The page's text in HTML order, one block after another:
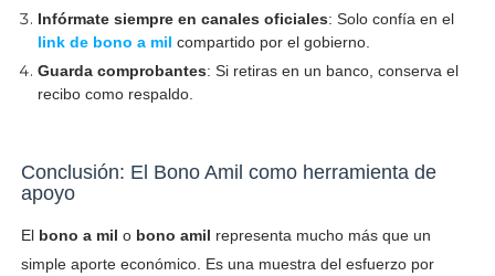
Infórmate siempre en canales oficiales: Solo confía en el
link de bono a mil compartido por el gobierno.
Guarda comprobantes: Si retiras en un banco, conserva el
recibo como respaldo.
Conclusión: El Bono Amil como herramienta de
apoyo
El bono a mil o bono amil representa mucho más que un
simple aporte económico. Es una muestra del esfuerzo por